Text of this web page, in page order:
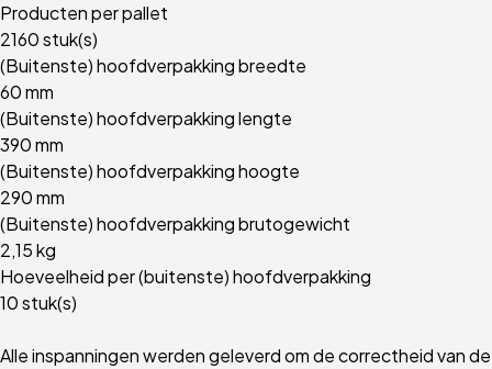
Producten per pallet
2160 stuk(s)
(Buitenste) hoofdverpakking breedte
60 mm
(Buitenste) hoofdverpakking lengte
390 mm
(Buitenste) hoofdverpakking hoogte
290 mm
(Buitenste) hoofdverpakking brutogewicht
2,15 kg
Hoeveelheid per (buitenste) hoofdverpakking
10 stuk(s)
Alle inspanningen werden geleverd om de correctheid van de